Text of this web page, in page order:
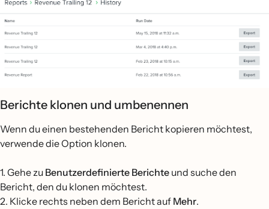
Berichte klonen und umbenennen
Wenn du einen bestehenden Bericht kopieren möchtest,
verwende die Option klonen.
1. Gehe zu Benutzerdefinierte Berichte und suche den
Bericht, den du klonen möchtest.
2. Klicke rechts neben dem Bericht auf Mehr.